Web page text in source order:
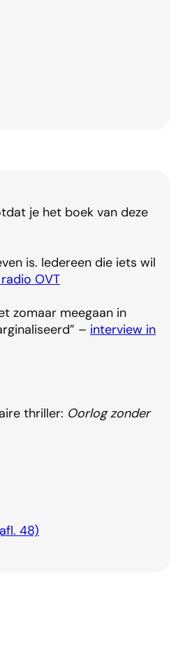
je het boek van deze
is. Iedereen die iets wil
OVT
zomaar meegaan in
– interview in
thriller: Oorlog zonder
48)